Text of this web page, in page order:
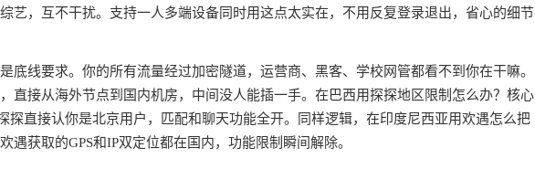
艺，互不干扰。支持一人多端设备同时用这点太实在，不用反复登录退出，省心的细节
底线要求。你的所有流量经过加密隧道，运营商、黑客、学校网管都看不到你在干嘛。
直接从海外节点到国内机房，中间没人能插一手。在巴西用探探地区限制怎么办？核心
探直接认你是北京用户，匹配和聊天功能全开。同样逻辑，在印度尼西亚用欢遇怎么把
获取的GPS和IP双定位都在国内，功能限制瞬间解除。